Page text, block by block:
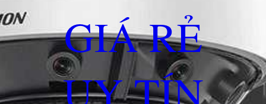
GIÁ RẺ
UY TÍN